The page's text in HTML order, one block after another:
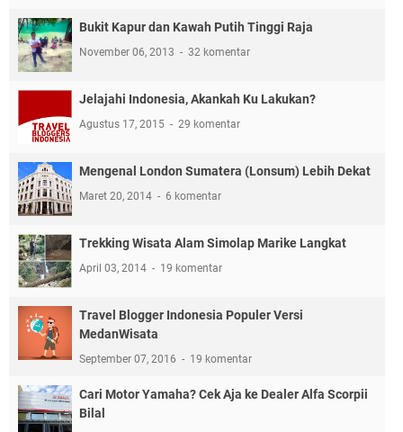
Bukit Kapur dan Kawah Putih Tinggi Raja
November 06, 2013 32 komentar
Jelajahi Indonesia, Akankah Ku Lakukan?
Agustus 17, 2015 29 komentar
Mengenal London Sumatera (Lonsum) Lebih Dekat
Maret 20, 2014 6 komentar
Trekking Wisata Alam Simolap Marike Langkat
April 03, 2014 19 komentar
Travel Blogger Indonesia Populer Versi
MedanWisata
September 07, 2016 19 komentar
Cari Motor Yamaha? Cek Aja ke Dealer Alfa Scorpii
Bilal